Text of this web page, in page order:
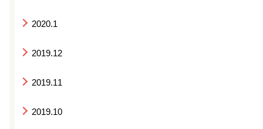
2020.1
2019.12
2019.11
2019.10